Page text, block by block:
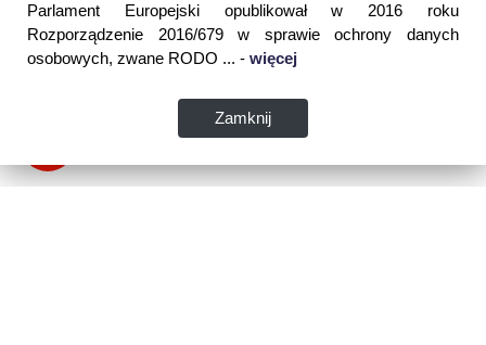
Parlament Europejski opublikował w 2016 roku
Rozporządzenie 2016/679 w sprawie ochrony danych
osobowych, zwane RODO ... - więcej
Zamknij